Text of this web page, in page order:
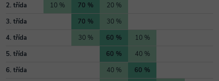
2. třída
10 % 70 %
20 %
3. třída
70 %
30 %
4. třída
30 % 60 %
10 %
5. třída
60 %
40 %
6. třída
40 %
60 %